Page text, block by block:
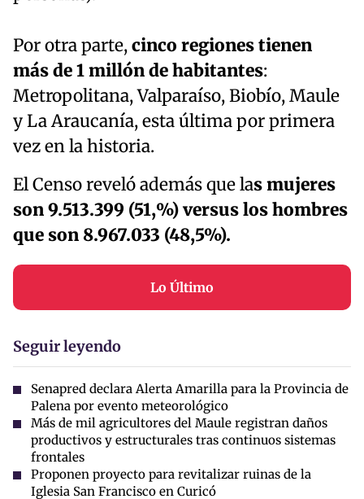
Por otra parte,cinco regiones tienen
más de 1 millón de habitantes:
Metropolitana, Valparaíso, Biobío, Maule
y La Araucanía, esta última por primera
vez en la historia.
El Censo reveló además que las mujeres
son 9.513.399 (51,%) versus los hombres
que son 8.967.033 (48,5%).
Lo Último
Seguir leyendo
Senapred declara Alerta Amarilla para la Provincia de
Palena por evento meteorológico
Más de mil agricultores del Maule registran daños
productivos y estructurales tras continuos sistemas
frontales
Proponen proyecto para revitalizar ruinas de la
Iglesia San Francisco en Curicó